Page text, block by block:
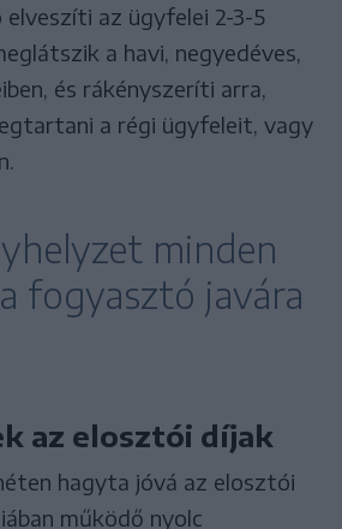
az ügyfelei 2-3-5
a havi, negyedéves,
és rákényszeríti arra,
a régi ügyfeleit, vagy
minden
fogyasztó javára
az elosztói díjak
hagyta jóvá az elosztói
működő nyolc